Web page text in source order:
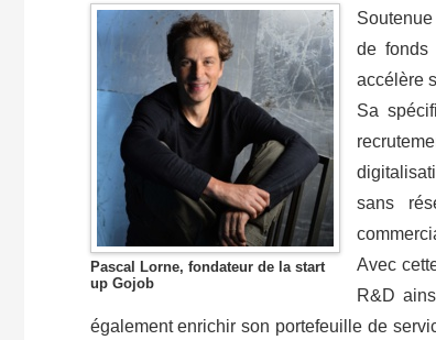
Pascal Lorne, fondateur de la start
up Gojob
de fonds
accélère
Sa
sans
Avec
R&D
également enrichir son portefeuille de